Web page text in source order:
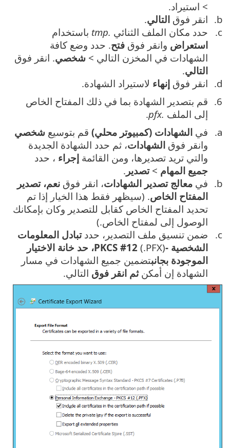
> استيراد.
انقر فوق التالي.
حدد مكان الملف الثنائي .tmp
باستخدام
استعراض وانقر فوق فتح. حدد وضع كافة
الشهادات في المخزن التالي > شخصي. انقر فوق
التالي.
انقر فوق إنهاء لاستيراد الشهادة.
قم بتصدير الشهادة بما في ذلك المفتاح الخاص
إلى الملف .pfx
.
في الشهادات (كمبيوتر محلي) قم بتوسيع شخصي
وانقر فوق الشهادات، ثم حدد الشهادة الجديدة
والتي تريد تصديرها، ومن القائمة إجراء ، حدد
جميع المهام >تصدير .
في معالج تصدير الشهادات، انقر فوق نعم، تصدير
المفتاح الخاص. (سيظهر فقط هذا الخيار إذا تم
تحديد المفتاح الخاص كقابل للتصدير وكان بإمكانك
الوصول إلى لمفتاح الخاص.)
ضمن تنسيق ملف التصدير، حددتبادل المعلومات
الشخصية -PKCS #12(.PFX)
، حد خانة الاختيار
الموجودة بجانبتضمين جميع الشهادات في مسار
الشهادة إن أمكن ثم انقر فوق التالي.